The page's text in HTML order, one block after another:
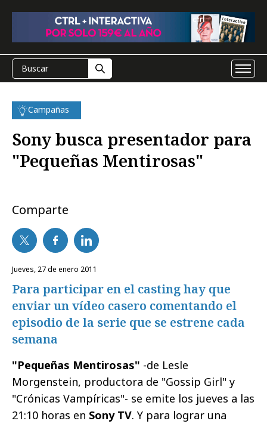
Campañas
Sony busca presentador para
"Pequeñas Mentirosas"
Comparte
jueves, 27 de enero 2011
Para participar en el casting hay que
enviar un vídeo casero comentando el
episodio de la serie que se estrene cada
semana
"Pequeñas Mentirosas" -de Lesle
Morgenstein, productora de "Gossip Girl" y
"Crónicas Vampíricas"- se emite los jueves a las
21:10 horas en Sony TV. Y para lograr una